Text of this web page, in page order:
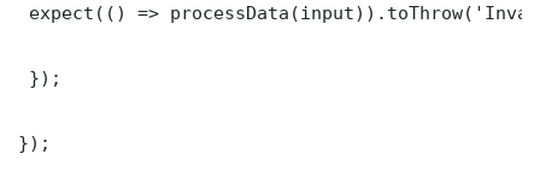
expect(() =>
});
});